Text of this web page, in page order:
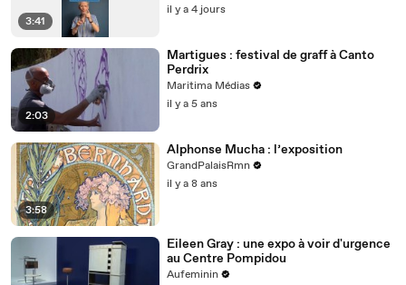
3:41
il y a 4 jours
2:03
Martigues : festival de graff à Canto
Perdrix
Maritima Médias
il y a 5 ans
3:58
Alphonse Mucha : l’exposition
GrandPalaisRmn
il y a 8 ans
Eileen Gray : une expo à voir d'urgence
au Centre Pompidou
Aufeminin